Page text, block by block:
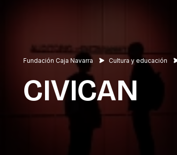
Fundación Caja Navarra Cultura y educación
CIVICAN